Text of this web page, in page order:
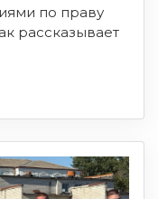
по праву
рассказывает